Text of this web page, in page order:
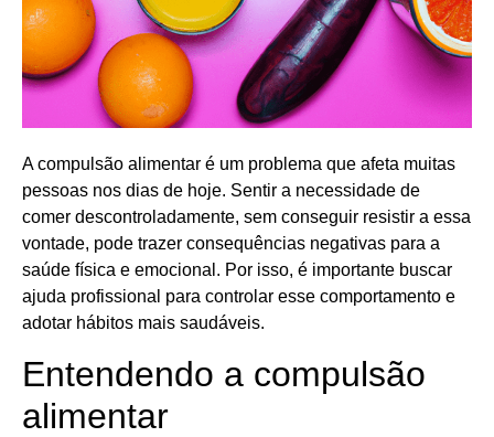
A compulsão alimentar é um problema que afeta muitas
pessoas nos dias de hoje. Sentir a necessidade de
comer descontroladamente, sem conseguir resistir a essa
vontade, pode trazer consequências negativas para a
saúde física e emocional. Por isso, é importante buscar
ajuda profissional para controlar esse comportamento e
adotar hábitos mais saudáveis.
Entendendo a compulsão
alimentar